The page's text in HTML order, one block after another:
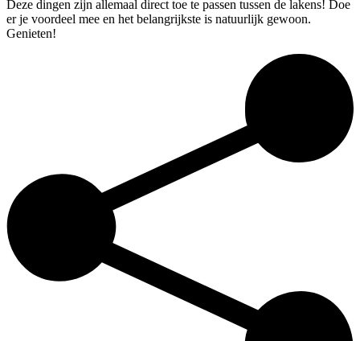
Deze dingen zijn allemaal direct toe te passen tussen de lakens! Doe
er je voordeel mee en het belangrijkste is natuurlijk gewoon.
Genieten!